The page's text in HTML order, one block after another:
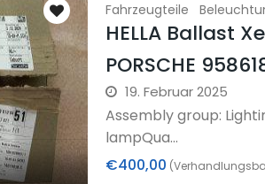
Fahrzeugteile
HELLA Ballast
PORSCHE
19. Februar 2025
Assembly group:
lampQua...
€400,00